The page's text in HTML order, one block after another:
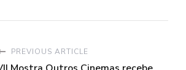
PREVIOUS ARTICLE